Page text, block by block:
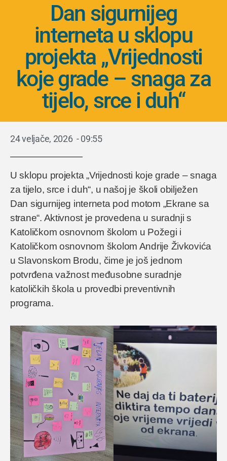
Dan sigurnijeg
interneta u sklopu
projekta „Vrijednosti
koje grade – snaga za
tijelo, srce i duh“
24 veljače, 2026 -09:55
U sklopu projekta „Vrijednosti koje grade – snaga
za tijelo, srce i duh“, u našoj je školi obilježen
Dan sigurnijeg interneta pod motom „Ekrane sa
strane“. Aktivnost je provedena u suradnji s
Katoličkom osnovnom školom u Požegi i
Katoličkom osnovnom školom Andrije Živkovića
u Slavonskom Brodu, čime je još jednom
potvrđena važnost međusobne suradnje
katoličkih škola u provedbi preventivnih
programa.